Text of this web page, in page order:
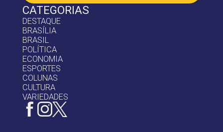
CATEGORIAS
DESTAQUE
BRASÍLIA
BRASIL
POLÍTICA
ECONOMIA
ESPORTES
COLUNAS
CULTURA
VARIEDADES